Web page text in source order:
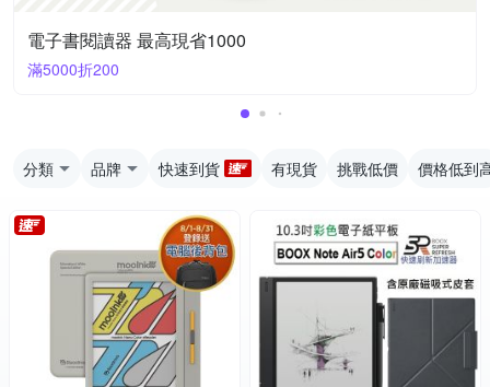
電子書閱讀器 最高現省1000
滿5000折200
分類 品牌 快速到貨 有現貨 挑戰低價 價格低到